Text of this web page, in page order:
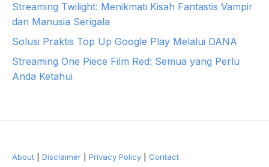
Streaming Twilight: Menikmati Kisah Fantastis Vampir
dan Manusia Serigala
Solusi Praktis Top Up Google Play Melalui DANA
Streaming One Piece Film Red: Semua yang Perlu
Anda Ketahui
About Disclaimer Privacy Policy
Contact